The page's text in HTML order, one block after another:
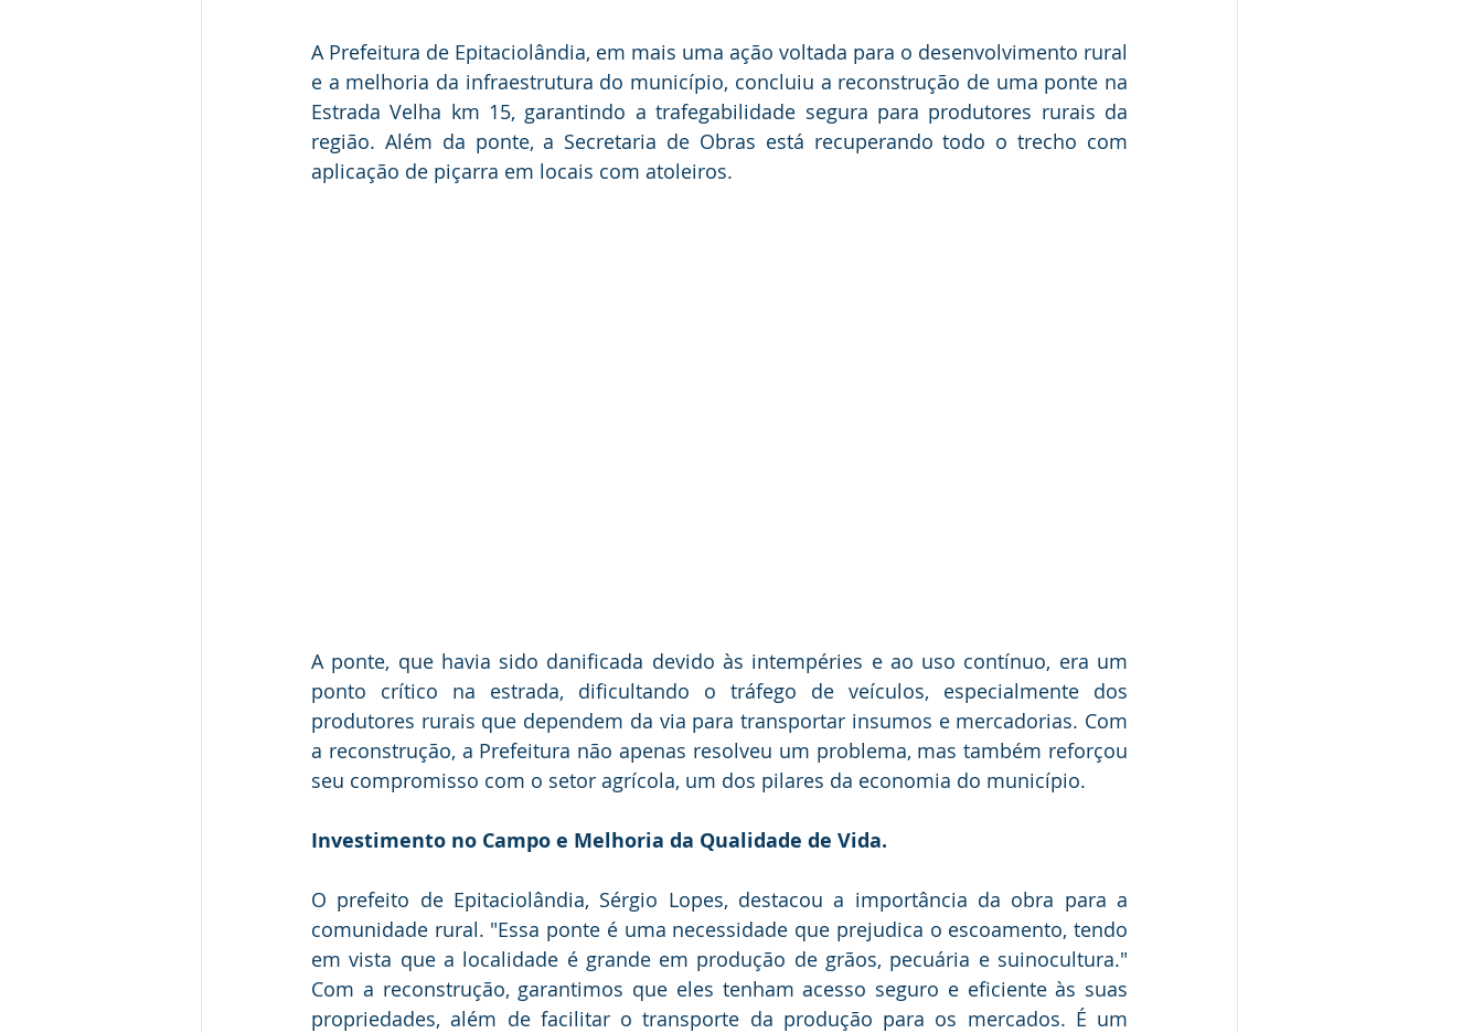
A Prefeitura de Epitaciolândia, em mais uma ação voltada para o desenvolvimento rural
e a melhoria da infraestrutura do município, concluiu a reconstrução de uma ponte na
Estrada Velha km 15, garantindo a trafegabilidade segura para produtores rurais da
região. Além da ponte, a Secretaria de Obras está recuperando todo o trecho com
aplicação de piçarra em locais com atoleiros.
A ponte, que havia sido danificada devido às intempéries e ao uso contínuo, era um
ponto crítico na estrada, dificultando o tráfego de veículos, especialmente dos
produtores rurais que dependem da via para transportar insumos e mercadorias. Com
a reconstrução, a Prefeitura não apenas resolveu um problema, mas também reforçou
seu compromisso com o setor agrícola, um dos pilares da economia do município.
Investimento no Campo e Melhoria da Qualidade de Vida.
O prefeito de Epitaciolândia, Sérgio Lopes, destacou a importância da obra para a
comunidade rural. "Essa ponte é uma necessidade que prejudica o escoamento, tendo
em vista que a localidade é grande em produção de grãos, pecuária e suinocultura."
Com a reconstrução, garantimos que eles tenham acesso seguro e eficiente às suas
propriedades, além de facilitar o transporte da produção para os mercados. É um